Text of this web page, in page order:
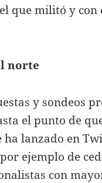
que militó y con
norte
y sondeos
el punto de
ha lanzado en
ejemplo de
con